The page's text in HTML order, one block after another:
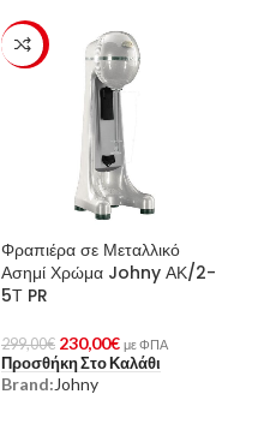
-23%
Φραπιέρα σε Μεταλλικό
Ασημί Χρώμα Johny ΑΚ/2-
5Τ PR
299,00€ 230,00€ με ΦΠΑ
Προσθήκη Στο Καλάθι
Brand: Johny